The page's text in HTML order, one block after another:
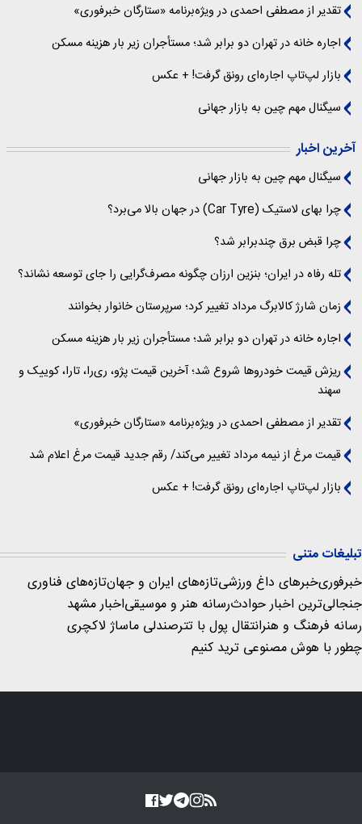
تقدیر از مصطفی احمدی در ویژه‌برنامه «ستارگان خبرفوری»
اجاره خانه در تهران دو برابر شد؛ مستأجران زیر بار هزینه مسکن
بازار لپ‌تاپ اجاره‌ای رونق گرفت! + عکس
سیگنال‌ مهم چین به بازار جهانی
آخرین اخبار
سیگنال‌ مهم چین به بازار جهانی
چرا بهای لاستیک (Car Tyre) در جهان بالا می‌برد؟
چرا قبض برق چندبرابر شد؟
تله رفاه در ایران؛ بنزین ارزان چگونه مصرف‌گرایی را جای توسعه نشاند؟
زمان شارژ کالابرگ مرداد تغییر کرد؛ سرپرستان خانوار بخوانند
اجاره خانه در تهران دو برابر شد؛ مستأجران زیر بار هزینه مسکن
ریزش قیمت خودروها شروع شد؛ آخرین قیمت پژو، ری‌را، تارا، کوییک و
سهند
تقدیر از مصطفی احمدی در ویژه‌برنامه «ستارگان خبرفوری»
قیمت مرغ از نیمه مرداد تغییر می‌کند/ رقم جدید قیمت مرغ اعلام شد
بازار لپ‌تاپ اجاره‌ای رونق گرفت! + عکس
تبلیغات متنی
خبرفوریخبرهای داغ ورزشیتازه‌های ایران و جهانتازه‌های فناوری
جنجالی‌ترین اخبار حوادثرسانه هنر و موسیقیاخبار مشهد
رسانه فرهنگ و هنرانتقال پول با تترصندلی ماساژ لاکچری
چطور با هوش مصنوعی ترید کنیم